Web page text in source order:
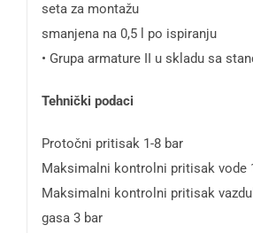
seta za montažu
smanjena na 0,5 l po ispiranju
• Grupa armature II u skladu sa
Tehnički podaci
Protočni pritisak 1-8 bar
Maksimalni kontrolni pritisak vode
Maksimalni kontrolni pritisak
gasa 3 bar